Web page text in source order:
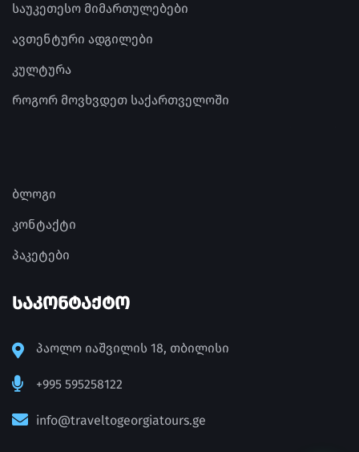
საუკეთესო მიმართულებები
ავთენტური ადგილები
კულტურა
როგორ მოვხვდეთ საქართველოში
ბლოგი
კონტაქტი
პაკეტები
ᲡᲐᲙᲝᲜᲢᲐᲥᲢᲝ
პაოლო იაშვილის 18, თბილისი
+995 595258122
info@traveltogeorgiatours.ge